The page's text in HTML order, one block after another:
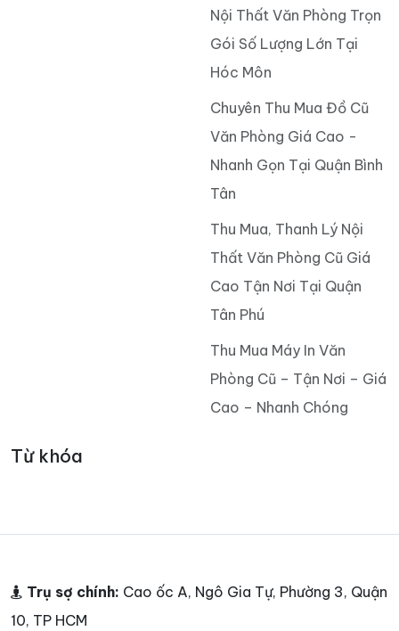
Nội Thất Văn Phòng Trọn
Gói Số Lượng Lớn Tại
Hóc Môn
Chuyên Thu Mua Đồ Cũ
Văn Phòng Giá Cao -
Nhanh Gọn Tại Quận Bình
Tân
Thu Mua, Thanh Lý Nội
Thất Văn Phòng Cũ Giá
Cao Tận Nơi Tại Quận
Tân Phú
Thu Mua Máy In Văn
Phòng Cũ – Tận Nơi – Giá
Cao – Nhanh Chóng
Từ khóa
Trụ sợ chính: Cao ốc A, Ngô Gia Tự, Phường 3, Quận
10, TP HCM